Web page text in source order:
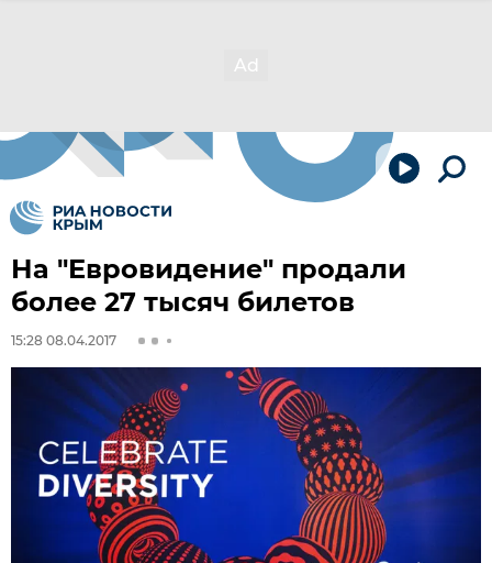
На "Евровидение" продали
более 27 тысяч билетов
15:28 08.04.2017